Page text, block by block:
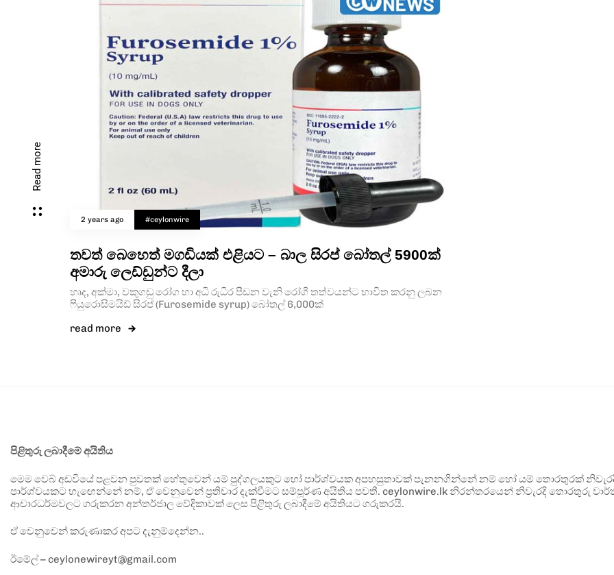
Read more
2 years ago #ceylonwire
තවත් බෙහෙත් මගඩියක් එළියට – බාල සිරප් බෝතල් 5900ක්
අමාරු ලෙඩ්ඩුන්ට දීලා
හෘද, අක්මා, වකුගඩු රෝග හා අධි රුධිර පීඩන වැනි රෝගී තත්වයන්ට භාවිත කරනු ලබන
ෆියුරොසිමයිඩ් සිරප් (Furosemide syrup) බෝතල් 6,000ක්
read more
පිළිතුරු ලබාදීමේ අයිතිය
මෙම වෙබ් අඩවියේ පළවන පුවතක් හේතුවෙන් යම් පුද්ගලයකුට හෝ පාර්ශ්වයක අපහසුතාවක් පැනනගින්නේ නම් හෝ යම් තොරතුරක්
පාර්ශ්වයකට හැඟෙන්නේ නම්, ඒ වෙනුවෙන් ප්‍රතිචාර දැක්වීමට සම්පූර්ණ අයිතිය පවතී. ceylonwire.lk නිරන්තරයෙන් නිවැරදි තොරතුරු
ආචාරධර්මවලට ගරුකරන අන්තර්ජාල වේදිකාවක් ලෙස පිළිතුරු ලබාදීමේ අයිතියට ගරුකරයි.
ඒ වෙනුවෙන් කරුණාකර අපට දැනුම්දෙන්න..
ඊමේල් – ceylonewireyt@gmail.com